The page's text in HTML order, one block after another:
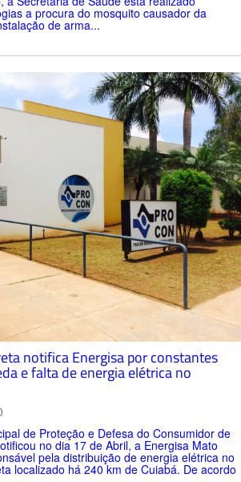
a procura do mosquito causador da
de arma...
notifica Energisa por constantes
e falta de energia elétrica no
de Proteção e Defesa do Consumidor de
no dia 17 de Abril, a Energisa Mato
pela distribuição de energia elétrica no
localizado há 240 km de Cuiabá. De acordo